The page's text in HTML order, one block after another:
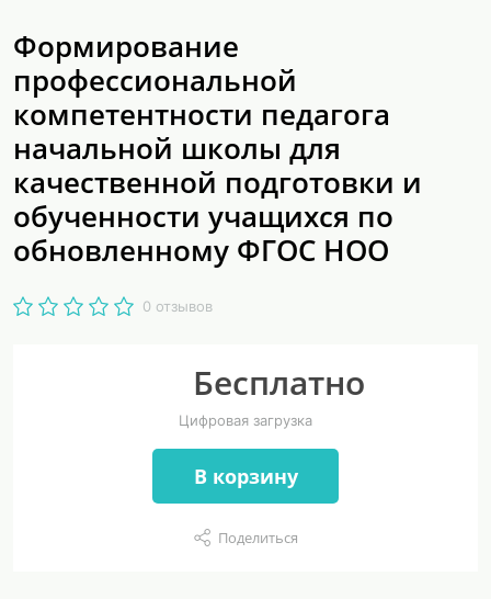
Формирование
профессиональной
компетентности педагога
начальной школы для
качественной подготовки и
обученности учащихся по
обновленному ФГОС НОО
0 отзывов
Бесплатно
Цифровая загрузка
В корзину
Поделиться